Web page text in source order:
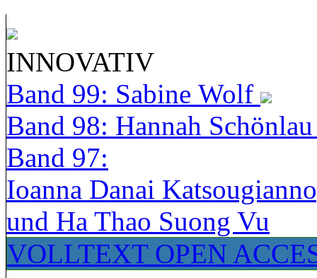
INNOVATIV
Band 99: Sabine Wolf
Band 98: Hannah
Band 97:
Ioanna Danai
und Ha Thao Suong Vu
VOLLTEXT OPEN